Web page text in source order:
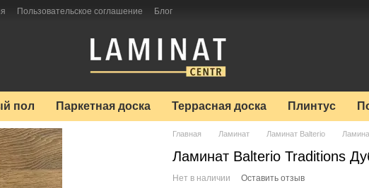
Пользовательское соглашение Блог
пол Паркетная доска Террасная доска Плинтус
Главная Ламинат Ламинат Balterio
Ламинат Balterio Traditions
Нет в наличии Оставить отзыв